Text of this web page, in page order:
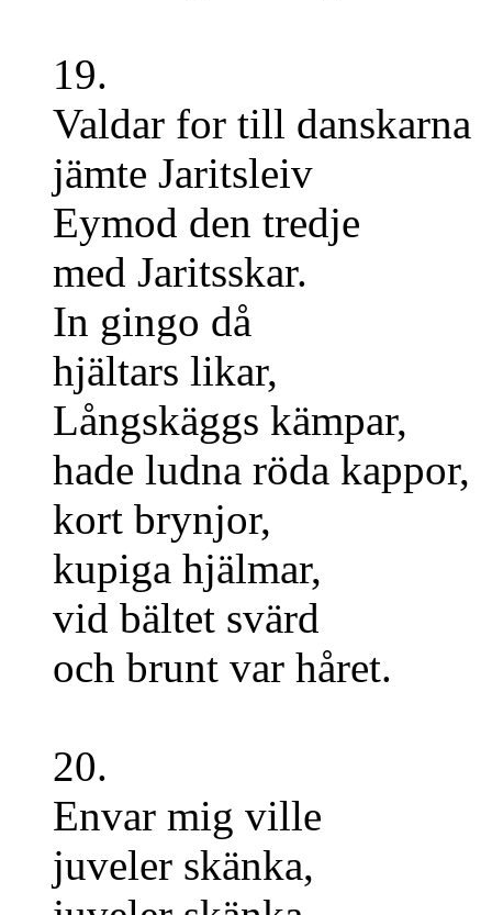
19.
Valdar for till danskarna
jämte Jaritsleiv
Eymod den tredje
med Jaritsskar.
In gingo då
hjältars likar,
Långskäggs kämpar,
hade ludna röda kappor,
kort brynjor,
kupiga hjälmar,
vid bältet svärd
och brunt var håret.
20.
Envar mig ville
juveler skänka,